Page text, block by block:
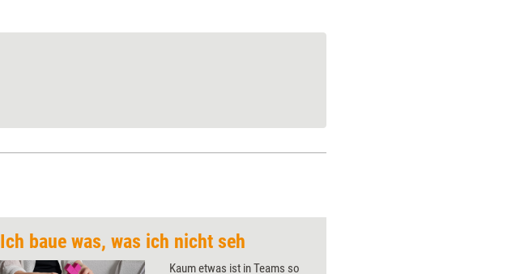
Ich baue was, was ich nicht seh
Kaum etwas ist in Teams so